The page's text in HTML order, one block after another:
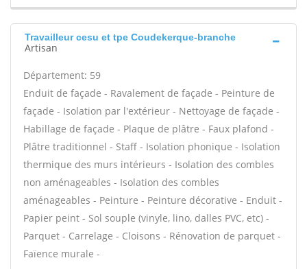
Travailleur cesu et tpe Coudekerque-branche
Artisan
Département: 59
Enduit de façade - Ravalement de façade - Peinture de
façade - Isolation par l'extérieur - Nettoyage de façade -
Habillage de façade - Plaque de plâtre - Faux plafond -
Plâtre traditionnel - Staff - Isolation phonique - Isolation
thermique des murs intérieurs - Isolation des combles
non aménageables - Isolation des combles
aménageables - Peinture - Peinture décorative - Enduit -
Papier peint - Sol souple (vinyle, lino, dalles PVC, etc) -
Parquet - Carrelage - Cloisons - Rénovation de parquet -
Faïence murale -